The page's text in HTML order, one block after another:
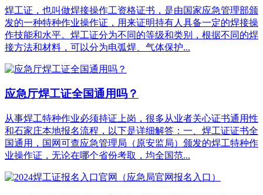
焊工证，也叫做焊接操作工资格证书，是由国家应急管理部颁
发的一种特种作业操作证，用来证明持有人具备一定的焊接操
作技能和水平。焊工证分为不同的等级和类别，根据不同的焊
接方法和材料，可以分为电弧焊、气体保护...
应急厅焊工证全国通用吗？
从事焊工特种作业必须持证上岗，很多从业者关心证书通用性
和石家庄本地报名流程，以下是详细解答：一、焊工证证书全
国通用，国网可查应急管理局（原安监局）颁发的焊工特种作
业操作证，无论在哪个省份考取，均全国范...